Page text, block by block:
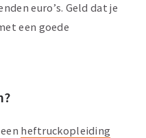
euro’s. Geld dat je
een goede
heftruckopleiding